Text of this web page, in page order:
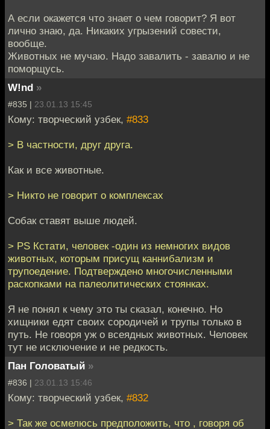
А если окажется что знает о чем говорит? Я вот
лично знаю, да. Никаких угрызений совести,
вообще.
Животных не мучаю. Надо завалить - завалю и не
поморщусь.
W!nd »
#835 | 23.01.13 15:45
Кому: творческий узбек, #833
> В частности, друг друга.
Как и все животные.
> Никто не говорит о комплексах
Собак ставят выше людей.
> PS Кстати, человек -один из немногих видов
животных, которым присущ каннибализм и
трупоедение. Подтверждено многочисленными
раскопками на палеолитических стоянках.
Я не понял к чему это ты сказал, конечно. Но
хищники едят своих сородичей и трупы только в
путь. Не говоря уж о всеядных животных. Человек
тут не исключение и не редкость.
Пан Головатый »
#836 | 23.01.13 15:46
Кому: творческий узбек, #832
> Так же осмелюсь предположить, что , говоря об